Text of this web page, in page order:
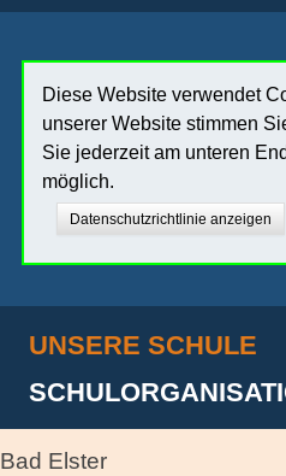
UNSERE SCHULE
Bad Elster
Diese Website verwendet
unserer Website stimmen
Sie jederzeit am unteren
möglich.
Datenschutzrichtlinie anzeigen